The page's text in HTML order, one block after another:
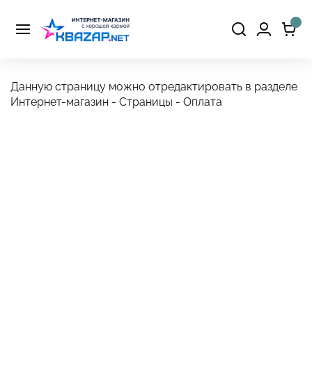
Данную страницу можно отредактировать в разделе
Интернет-магазин - Страницы - Оплата